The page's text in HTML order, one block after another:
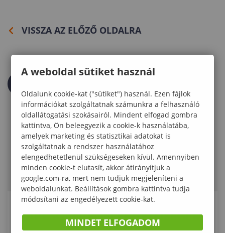
VISSZA AZ ELŐZŐ OLDALRA
KAPCSOLÓDÓ ELÉRHETŐSÉGEK
A weboldal sütiket használ
Oldalunk cookie-kat ("sütiket") használ. Ezen fájlok
információkat szolgáltatnak számunkra a felhasználó
oldallátogatási szokásairól. Mindent elfogad gombra
kattintva, Ön beleegyezik a cookie-k használatába,
amelyek marketing és statisztikai adatokat is
szolgáltatnak a rendszer használatához
elengedhetetlenül szükségeseken kívül. Amennyiben
minden cookie-t elutasít, akkor átirányítjuk a
google.com-ra, mert nem tudjuk megjeleníteni a
weboldalunkat. Beállítások gombra kattintva tudja
módosítani az engedélyezett cookie-kat.
MINDET ELFOGADOM